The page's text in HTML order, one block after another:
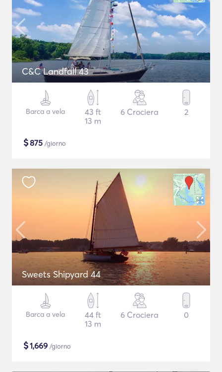
C&C Landfall 43
Barca a vela
43 ft
13 m
6 Crociera 2
$875 /giorno
Sweets Shipyard 44
Barca a vela
44 ft
13 m
6 Crociera 0
$1,669 /giorno